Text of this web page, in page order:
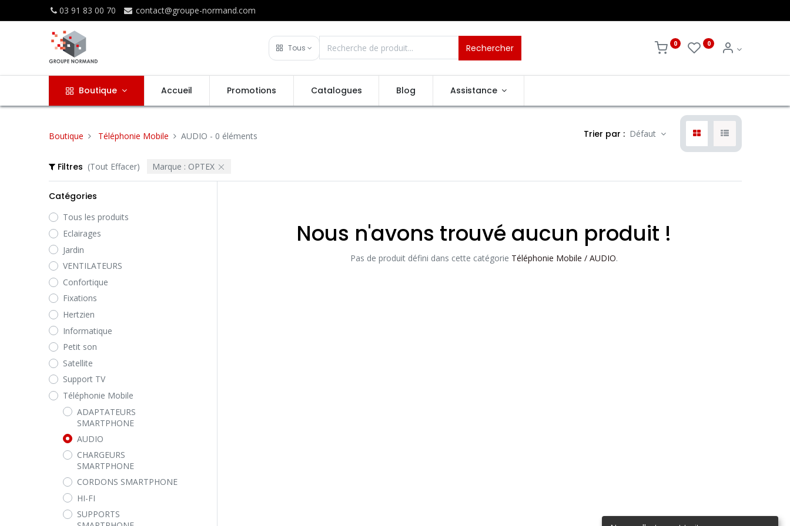
03 91 83 00 70 contact@groupe-normand.com
Tous Rechercher 0 0
Boutique Accueil Promotions Catalogues Blog Assistance
Boutique Téléphonie Mobile AUDIO - 0 éléments Trier par : Défaut
Filtres (Tout Effacer) Marque : OPTEX
Catégories
Tous les produits
Eclairages
Jardin
VENTILATEURS
Confortique
Fixations
Hertzien
Informatique
Petit son
Satellite
Support TV
Téléphonie Mobile
ADAPTATEURS
SMARTPHONE
AUDIO
CHARGEURS
SMARTPHONE
CORDONS SMARTPHONE
HI-FI
SUPPORTS
Nous n'avons trouvé aucun produit !
Pas de produit défini dans cette catégorie Téléphonie Mobile / AUDIO.